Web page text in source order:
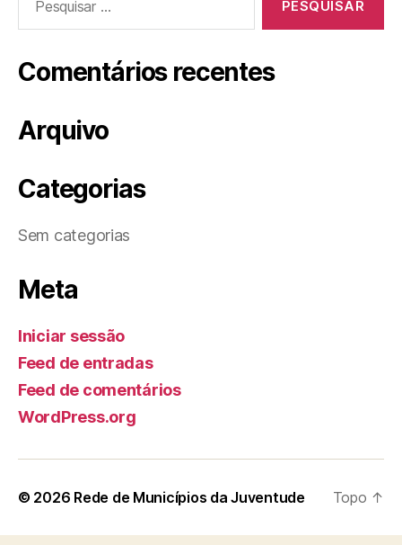
por:
Comentários recentes
Arquivo
Categorias
Sem categorias
Meta
Iniciar sessão
Feed de entradas
Feed de comentários
WordPress.org
© 2026 Rede de Municípios da Juventude Topo ↑